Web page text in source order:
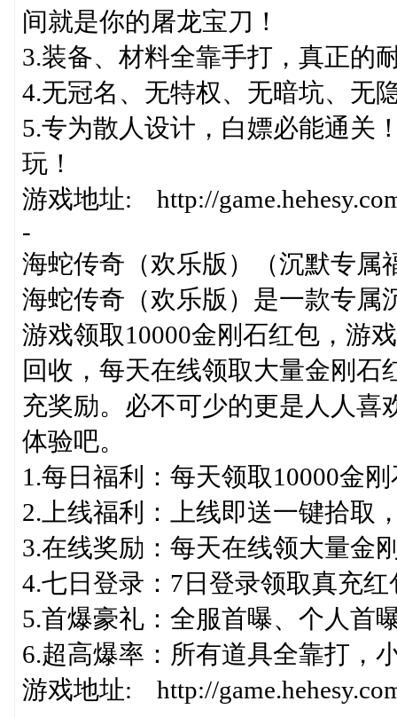
间就是你的屠龙宝刀！
3.装备、材料全靠手打，真正的
4.无冠名、无特权、无暗坑、无
5.专为散人设计，白嫖必能通关
玩！
游戏地址: http://
-
海蛇传奇（欢乐版）（沉默专属
海蛇传奇（欢乐版）是一款专属
游戏领取10000金刚石红包，游
回收，每天在线领取大量金刚石
充奖励。必不可少的更是人人喜
体验吧。
1.每日福利：每天领取10000金
2.上线福利：上线即送一键拾取
3.在线奖励：每天在线领大量金
4.七日登录：7日登录领取真充
5.首爆豪礼：全服首曝、个人首
6.超高爆率：所有道具全靠打，
游戏地址: http://